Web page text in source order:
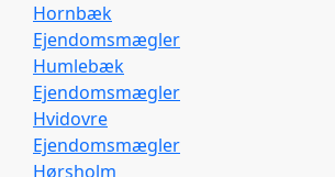
Hornbæk
Ejendomsmægler
Humlebæk
Ejendomsmægler
Hvidovre
Ejendomsmægler
Hørsholm